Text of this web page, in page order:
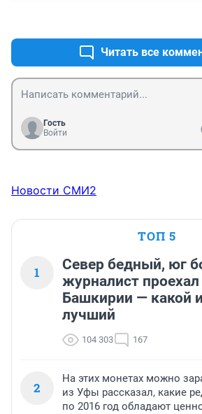
Читать все
Гость
Войти
Новости СМИ2
ТОП 5
1
Север бедный, юг
журналист проехал
Башкирии — какой
лучший
104 303 167
2
На этих монетах можно
из Уфы рассказал, какие
по 2016 год обладают